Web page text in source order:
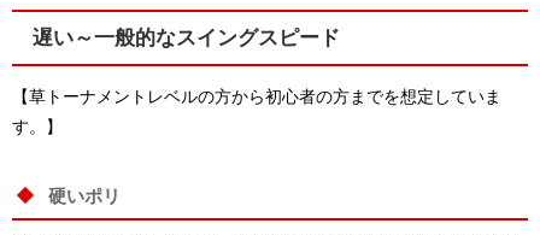
遅い～一般的なスイングスピード
【草トーナメントレベルの方から初心者の方までを想定していま
す。】
硬いポリ